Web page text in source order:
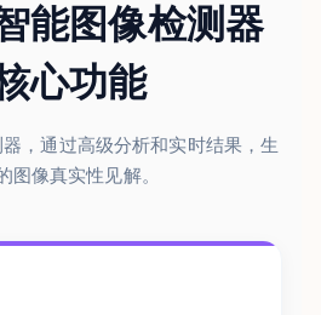
能图像检测器
心功能
，通过高级分析和实时结果，生
图像真实性见解。